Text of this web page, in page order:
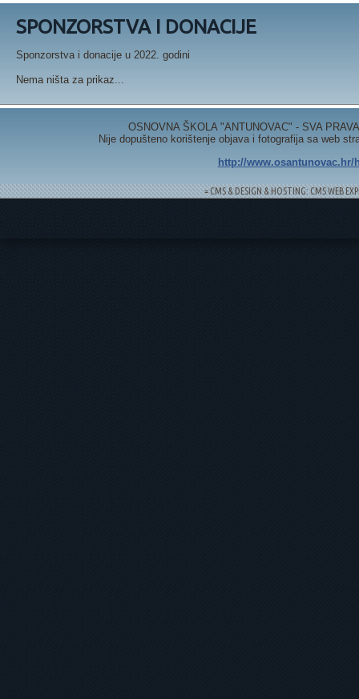
SPONZORSTVA I DONACIJE
Sponzorstva i donacije u 2022. godini
Nema ništa za prikaz...
OSNOVNA ŠKOLA "ANTUNOVAC" - SVA
Nije dopušteno korištenje objava i fotografija sa web
http://www.osantunovac.hr/
= CMS & DESIGN & HOSTING: CMS WEB